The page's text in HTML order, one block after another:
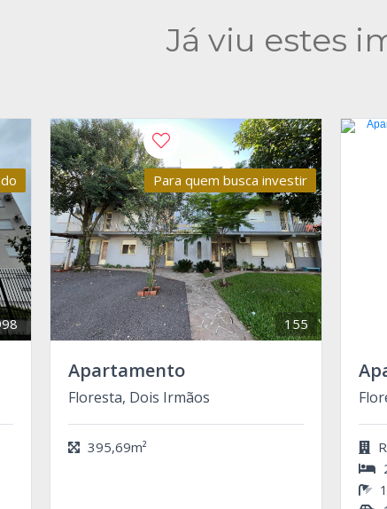
Já viu estes
Para quem busca investir
155
Apartamento
Floresta, Dois Irmãos
395,69m²